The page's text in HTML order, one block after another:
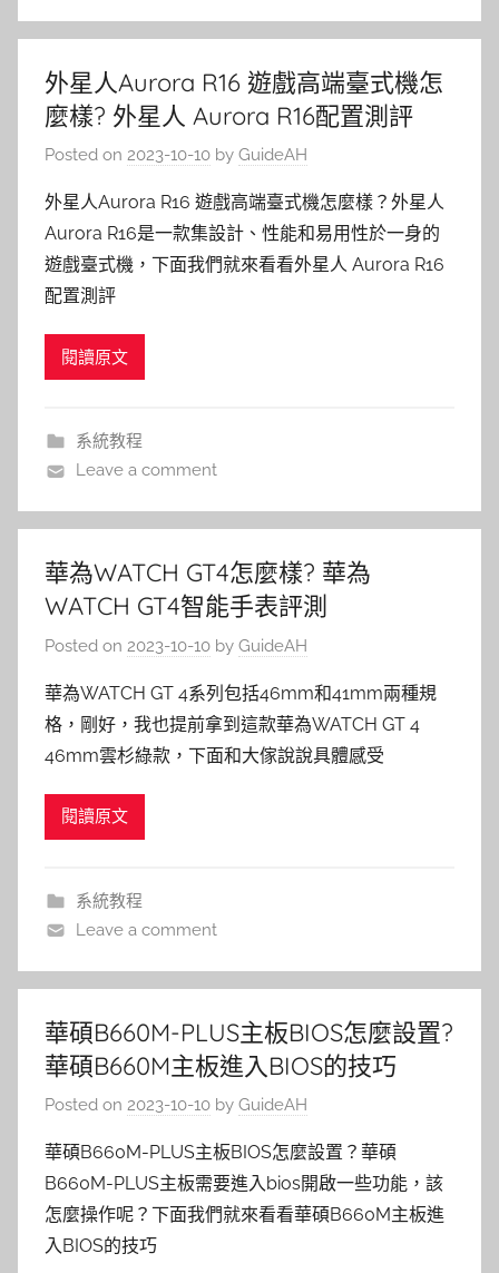
外星人Aurora R16 遊戲高端臺式機怎
麼樣? 外星人 Aurora R16配置測評
Posted on 2023-10-10 by GuideAH
外星人Aurora R16 遊戲高端臺式機怎麼樣？外星人
Aurora R16是一款集設計、性能和易用性於一身的
遊戲臺式機，下面我們就來看看外星人 Aurora R16
配置測評
閱讀原文
系統教程
Leave a comment
華為WATCH GT4怎麼樣? 華為
WATCH GT4智能手表評測
Posted on 2023-10-10 by GuideAH
華為WATCH GT 4系列包括46mm和41mm兩種規
格，剛好，我也提前拿到這款華為WATCH GT 4
46mm雲杉綠款，下面和大傢說說具體感受
閱讀原文
系統教程
Leave a comment
華碩B660M-PLUS主板BIOS怎麼設置?
華碩B660M主板進入BIOS的技巧
Posted on 2023-10-10 by GuideAH
華碩B660M-PLUS主板BIOS怎麼設置？華碩
B660M-PLUS主板需要進入bios開啟一些功能，該
怎麼操作呢？下面我們就來看看華碩B660M主板進
入BIOS的技巧